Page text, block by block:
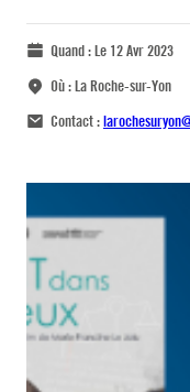
Quand :Le 12 Avr 2023
Où :La Roche-sur-Yon
Contact :